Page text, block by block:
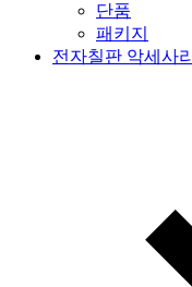
단품
패키지
전자칠판 악세사리